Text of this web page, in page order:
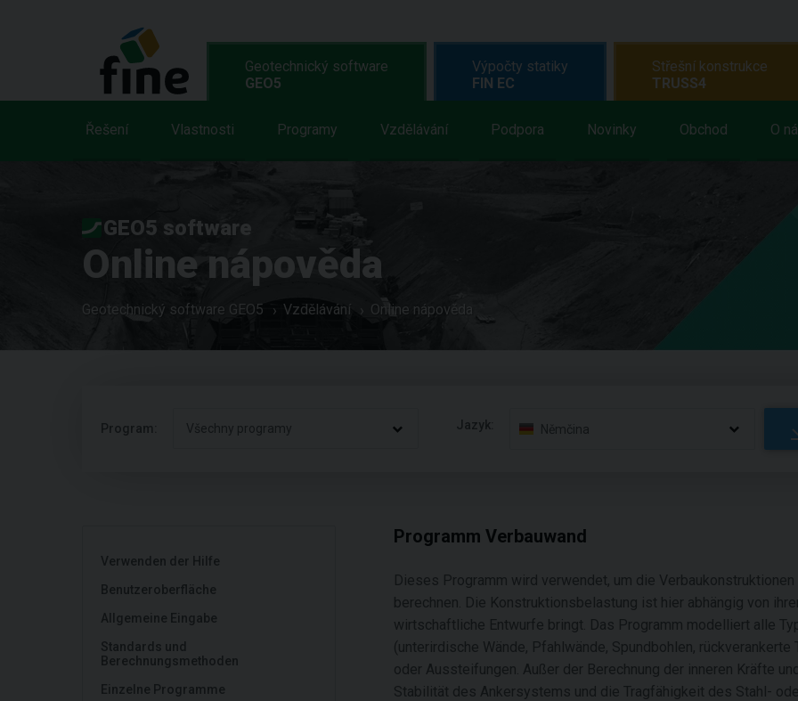
Geotechnický software
GEO5
Řešení Vlastnosti Programy Vzdělávání Podpora Novinky Obchod O
Výpočty statiky
FIN EC
Střešní konstrukce
TRUSS4
GEO5 software
Online nápověda
Geotechnický software GEO5 Vzdělávání Online nápověda
Program: Všechny programy Jazyk: Němčina
Verwenden der Hilfe
Benutzeroberfläche
Allgemeine Eingabe
Standards und
Berechnungsmethoden
Einzelne Programme
Programm Verbauwand
Dieses Programm wird verwendet, um die
berechnen. Die Konstruktionsbelastung ist hier abhängig von
wirtschaftliche Entwurfe bringt. Das Programm modelliert alle
(unterirdische Wände, Pfahlwände, Spundbohlen,
oder Aussteifungen. Außer der Berechnung der inneren Kräfte
Stabilität des Ankersystems und die Tragfähigkeit des Stahl-